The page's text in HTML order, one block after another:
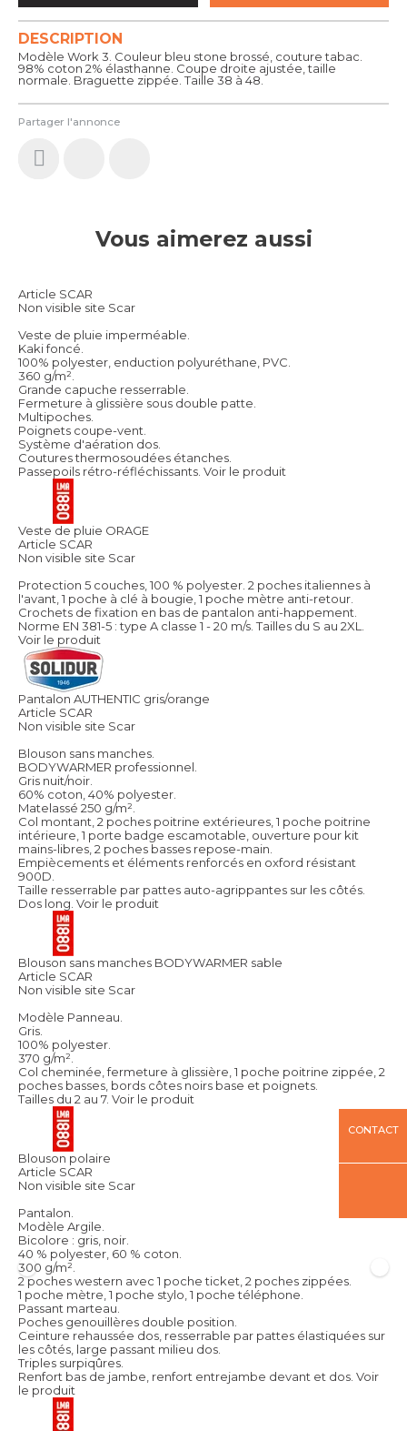
Partager l'annonce
DESCRIPTION
Modèle Work 3. Couleur bleu stone brossé, couture tabac.
98% coton 2% élasthanne. Coupe droite ajustée, taille
normale. Braguette zippée. Taille 38 à 48.
Vous aimerez aussi
Article SCAR
Non visible site Scar
Veste de pluie imperméable.
Kaki foncé.
100% polyester, enduction polyuréthane, PVC.
360 g/m².
Grande capuche resserrable.
Fermeture à glissière sous double patte.
Multipoches.
Poignets coupe-vent.
Système d'aération dos.
Coutures thermosoudées étanches.
Passepoils rétro-réfléchissants. Voir le produit
Veste de pluie ORAGE
Article SCAR
Non visible site Scar
Protection 5 couches, 100 % polyester. 2 poches italiennes à
l'avant, 1 poche à clé à bougie, 1 poche mètre anti-retour.
Crochets de fixation en bas de pantalon anti-happement.
Norme EN 381-5 : type A classe 1 - 20 m/s. Tailles du S au 2XL.
Voir le produit
Pantalon AUTHENTIC gris/orange
Article SCAR
Non visible site Scar
Blouson sans manches.
BODYWARMER professionnel.
Gris nuit/noir.
60% coton, 40% polyester.
Matelassé 250 g/m².
Col montant, 2 poches poitrine extérieures, 1 poche poitrine
intérieure, 1 porte badge escamotable, ouverture pour kit
mains-libres, 2 poches basses repose-main.
Empiècements et éléments renforcés en oxford résistant
900D.
Taille resserrable par pattes auto-agrippantes sur les côtés.
Dos long. Voir le produit
Blouson sans manches BODYWARMER sable
Article SCAR
Non visible site Scar
Modèle Panneau.
Gris.
100% polyester.
370 g/m².
Col cheminée, fermeture à glissière, 1 poche poitrine zippée, 2
poches basses, bords côtes noirs base et poignets.
Tailles du 2 au 7. Voir le produit
Blouson polaire
Article SCAR
Non visible site Scar
Pantalon.
Modèle Argile.
Bicolore : gris, noir.
40 % polyester, 60 % coton.
300 g/m².
2 poches western avec 1 poche ticket, 2 poches zippées.
1 poche mètre, 1 poche stylo, 1 poche téléphone.
Passant marteau.
Poches genouillères double position.
Ceinture rehaussée dos, resserrable par pattes élastiquées sur
les côtés, large passant milieu dos.
Triples surpiqûres.
Renfort bas de jambe, renfort entrejambe devant et dos. Voir
le produit
CONTACT